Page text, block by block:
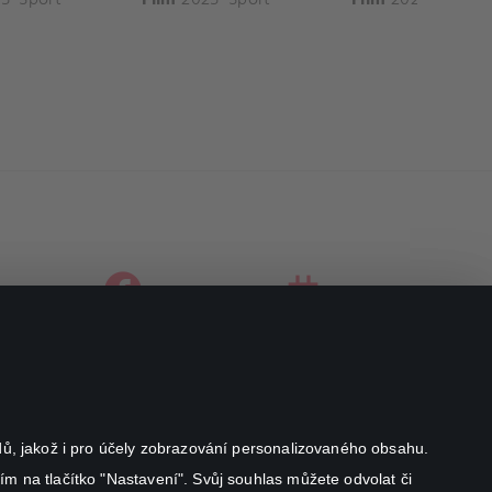
jakož i pro účely zobrazování personalizovaného obsahu.
na tlačítko "Nastavení". Svůj souhlas můžete odvolat či
facebookinstagram